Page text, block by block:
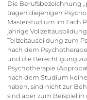
Die Berufsbezeichnung
tragen diejenigen
Masterstudium im Fach
jährige
Teilzeitausbildung zum
nach dem
und die Berechtigung
Psychotherapie
nach dem Studium
haben, sind nicht zur
sind aber zum Beispiel